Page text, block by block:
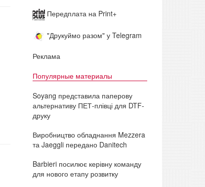
Передплата на Print+
"Друкуймо разом" у Telegram
Реклама
Популярные материалы
Soyang представила паперову
альтернативу ПЕТ-плівці для DTF-
друку
Виробництво обладнання Mezzera
та Jaeggli передано Danitech
Barbieri посилює керівну команду
для нового етапу розвитку